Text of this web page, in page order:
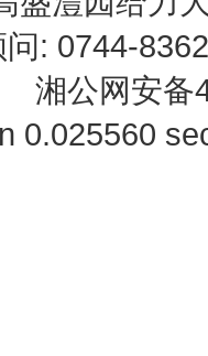
: 0744-
湘公网安备
0.025560